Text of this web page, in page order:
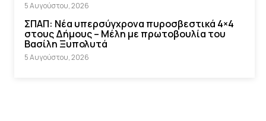
5 Αυγούστου, 2026
ΣΠΑΠ: Νέα υπερσύγχρονα πυροσβεστικά 4×4
στους Δήμους – Μέλη με πρωτοβουλία του
Βασίλη Ξυπολυτά
5 Αυγούστου, 2026